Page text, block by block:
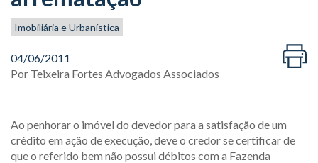
Imobiliária e Urbanística
04/06/2011
Por Teixeira Fortes Advogados Associados
Ao penhorar o imóvel do devedor para a satisfação de um
crédito em ação de execução, deve o credor se certificar de
que o referido bem não possui débitos com a Fazenda